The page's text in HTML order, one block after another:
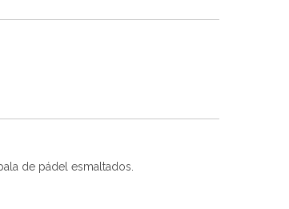
de pádel esmaltados.